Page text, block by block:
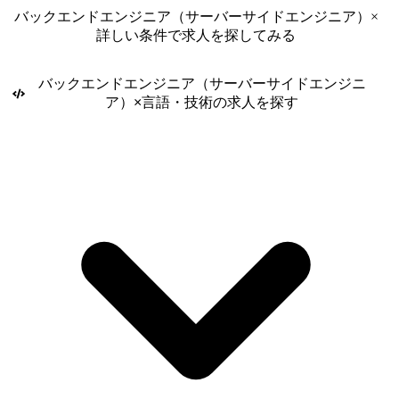
TypeScript、C#、PHP、.net、Python、Perl など 【フレームワーク】
React.js、Vue.js、Djangoなど 【環境】Linux、Windows、Oracle、Db2 な
ています。代表自身も大手メーカで開発を行っていた経緯からエンジニ
ア想いの制度がたくさんあり。 ・人事考課制度・リーダ制度 ・月１回の
バックエンドエンジニア（サーバーサイドエンジニア） ×
詳しい条件で求人を探してみる
バックエンドエンジニア（サーバーサイドエンジニ
ア） ×言語・技術の求人を探す